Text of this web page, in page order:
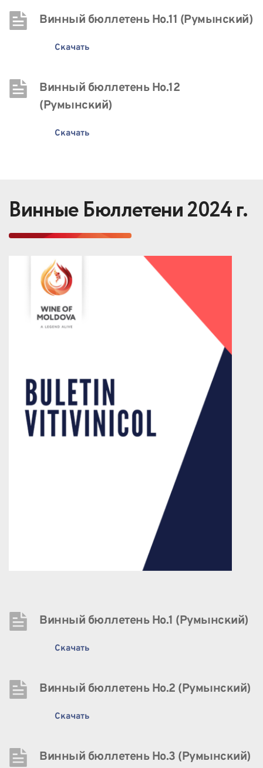
Винный бюллетень Нo.11 (Румынский)
Скачать
Винный бюллетень Нo.12
(Румынский)
Скачать
Винные Бюллетени 2024 г.
Винный бюллетень Нo.1 (Румынский)
Скачать
Винный бюллетень Нo.2 (Румынский)
Скачать
Винный бюллетень Нo.3 (Румынский)